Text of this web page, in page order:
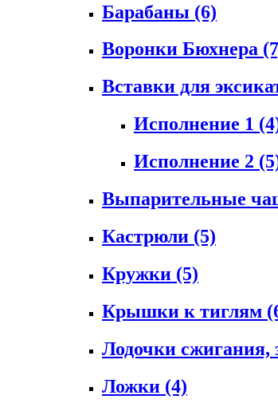
Барабаны (6)
Воронки Бюхнера
Вставки для
Исполнение 1
Исполнение 2
Выпарительные
Кастрюли (5)
Кружки (5)
Крышки к тиглям
Лодочки сжигания,
Ложки (4)